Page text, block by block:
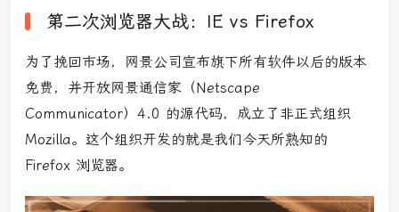
第二次浏览器大战：IE vs Firefox
为了挽回市场，网景公司宣布旗下所有软件以后的版本
免费，并开放网景通信家 （Netscape
Communicator） 4.0 的源代码，成立了非正式组织
Mozilla。这个组织开发的就是我们今天所熟知的
Firefox 浏览器。